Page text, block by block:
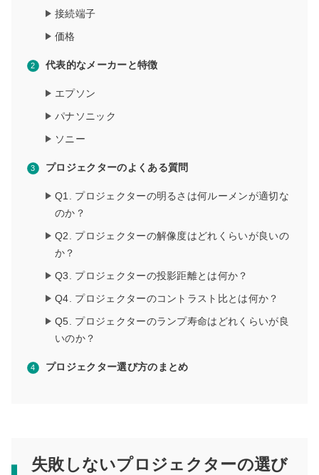
接続端子
価格
代表的なメーカーと特徴
エプソン
パナソニック
ソニー
プロジェクターのよくある質問
Q1. プロジェクターの明るさは何ルーメンが適切な
のか？
Q2. プロジェクターの解像度はどれくらいが良いの
か？
Q3. プロジェクターの投影距離とは何か？
Q4. プロジェクターのコントラスト比とは何か？
Q5. プロジェクターのランプ寿命はどれくらいが良
いのか？
プロジェクター選び方のまとめ
失敗しないプロジェクターの選び